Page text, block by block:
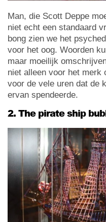
Man, die Scott Deppe
niet echt een standaard
bong zien we het
voor het oog. Woorden
maar moeilijk
niet alleen voor het merk
voor de vele uren dat de
ervan spendeerde.
2. The pirate ship